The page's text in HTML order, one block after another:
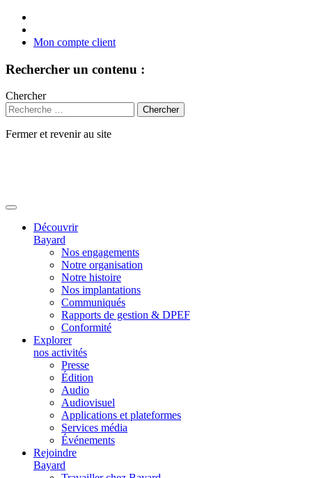
Mon compte client
Rechercher un contenu :
Chercher
Fermer et revenir au site
Découvrir
Bayard
Nos engagements
Notre organisation
Notre histoire
Nos implantations
Communiqués
Rapports de gestion & DPEF
Conformité
Explorer
nos activités
Presse
Édition
Audio
Audiovisuel
Applications et plateformes
Services média
Événements
Rejoindre
Bayard